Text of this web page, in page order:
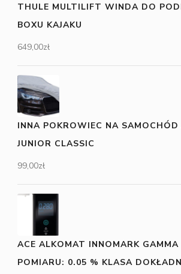
THULE MULTILIFT WINDA DO
BOXU KAJAKU
649,00zł
INNA POKROWIEC NA
JUNIOR CLASSIC
99,00zł
ACE ALKOMAT INNOMARK
POMIARU: 0.05 % KLASA